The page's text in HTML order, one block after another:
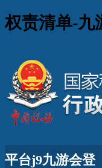
权责清单-九
平台j9九游会登